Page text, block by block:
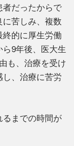
者だったからで
苦しみ、複数
的に厚生労働
9年後、医大生
も、治療を受け
、治療に苦労
までの時間が